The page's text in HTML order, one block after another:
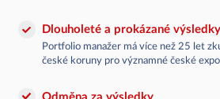
Dlouholeté a prokázané
Portfolio manažer má více než 25 let
české koruny pro významné české
Odměna za výsledky